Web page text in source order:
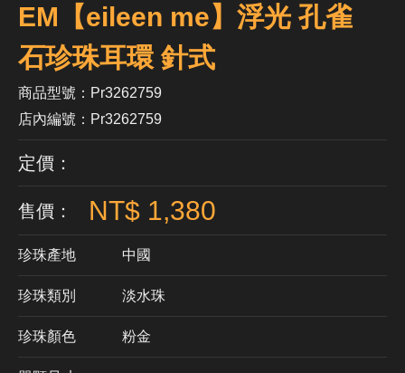
EM【eileen me】浮光 孔雀
石珍珠耳環 針式
商品型號：Pr3262759
店內編號：Pr3262759
定價：
售價： NT$ 1,380
珍珠產地 中國
珍珠類別 淡水珠
珍珠顏色 ​粉金